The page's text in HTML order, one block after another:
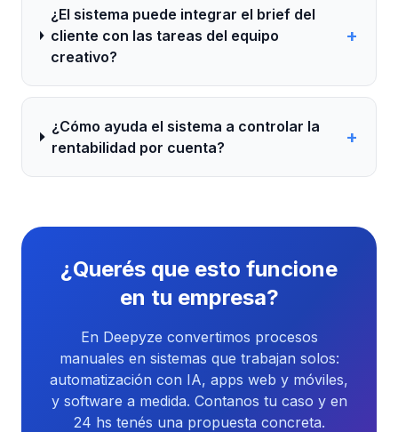
¿El sistema puede integrar el brief del
cliente con las tareas del equipo
creativo?
+
¿Cómo ayuda el sistema a controlar la
rentabilidad por cuenta?
+
¿Querés que esto funcione
en tu empresa?
En Deepyze convertimos procesos
manuales en sistemas que trabajan solos:
automatización con IA, apps web y móviles,
y software a medida. Contanos tu caso y en
24 hs tenés una propuesta concreta.